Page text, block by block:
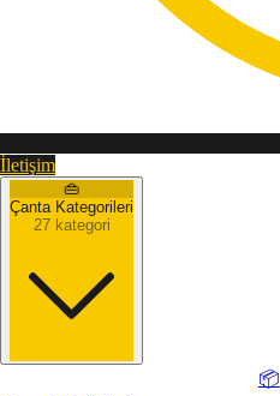
İletişim
👜
Çanta Kategorileri
27 kategori
📦